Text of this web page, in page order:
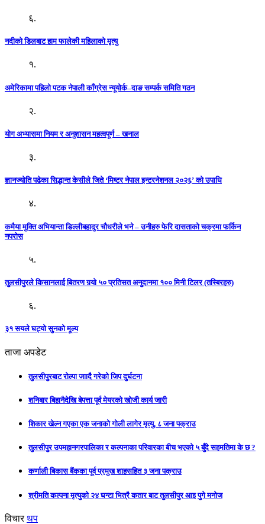
६.
नदीको डिलबाट हाम फालेकी महिलाको मृत्यु
१.
अमेरिकामा पहिलो पटक नेपाली काँग्रेस न्यूयोर्क–दाङ सम्पर्क समिति गठन
२.
योग अभ्यासमा नियम र अनुशासन महत्वपूर्ण – खनाल
३.
ज्ञानज्योति पढेका सिद्धान्त केसीले जिते ‘मिष्टर नेपाल इन्टरनेशनल २०२६’ को उपाधि
४.
कमैया मुक्ति अभियान्ता डिल्लीबहादुर चौधरीले भने – उनीहरु फेरि दासताको चक्रमा फर्किन
नपरोस
५.
तुलसीपुरले किसानलाई बितरण गर्‍यो ५० प्रतिसत अनुदानमा १०० मिनी टिलर (तस्बिरहरु)
६.
३१ सयले घट्यो सुनको मूल्य
ताजा अपडेट
तुलसीपुरबाट रोल्पा जाादै गरेको जिप दुर्घटना
शनिबार बिहानैदेखि बेपत्ता पूर्व मेयरको खोजी कार्य जारी
शिकार खेल्न गएका एक जनाको गोली लागेर मृत्यु, ८ जना पक्राउ
तुलसीपुर उपमहानगरपालिका र कल्पनाका परिवारका बीच भएको ५ बुँदे सहमतिमा के छ ?
कर्णाली बिकास बैंकका पूर्व प्रमुख शाहसहित ३ जना पक्राउ
श्रीमति कल्पना मृत्युको २४ घन्टा भित्रै कतार बाट तुलसीपुर आइ पुगे मनोज
विचार थप